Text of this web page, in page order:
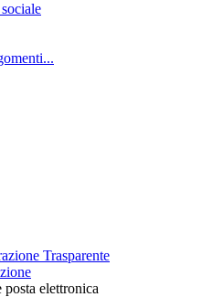
Trasparente
posta elettronica